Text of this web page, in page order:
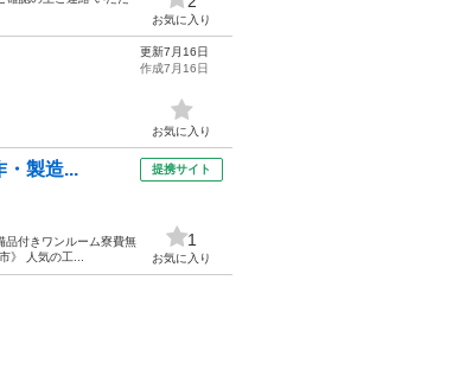
お気に入り
更新7月16日
作成7月16日
お気に入り
製造...
付きワンルーム寮費無
》 人気の工...
提携サイト
1
お気に入り